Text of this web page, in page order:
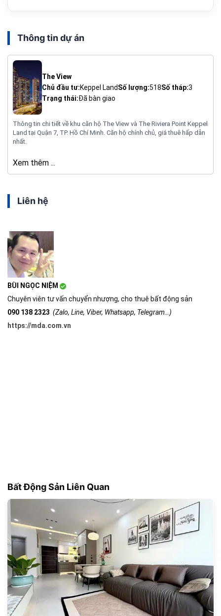
Thông tin dự án
The View
Chủ đầu tư:Keppel LandSố lượng:518Số tháp:3
Trạng thái:Đã bàn giao
Thông tin chi tiết về khu căn hộ The View và The Riviera Point Keppel
Land tại Quận 7, TP. Hồ Chí Minh. Căn hộ chính chủ, giá thuê hấp dẫn
nhất.
Xem thêm ...
Liên hệ
BÙI NGỌC NIỆM
Chuyên viên tư vấn chuyển nhượng, cho thuê bất động sản
090 138 2323 (Zalo, Line, Viber, Whatsapp, Telegram…)
https://mda.com.vn
Bất Động Sản Liên Quan
179